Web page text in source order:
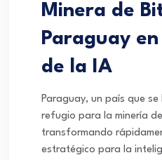
Minera de
Paraguay
de la IA
Paraguay, un país que
refugio para la minería
transformando
estratégico para la